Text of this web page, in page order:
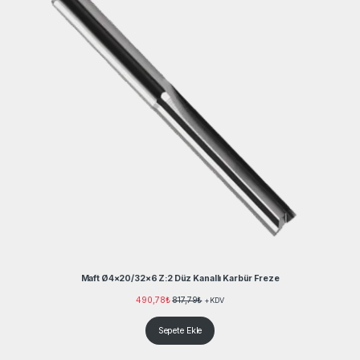
Maft Ø4×20/32×6 Z:2 Düz Kanallı Karbür Freze
490,78₺ 817,79₺ +KDV
Sepete Ekle